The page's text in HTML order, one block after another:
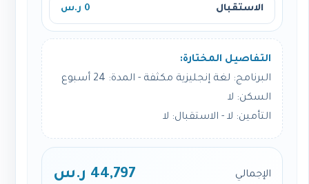
الاستقبال 0 ر.س
التفاصيل المختارة:
البرنامج: لغة إنجليزية مكثفة - المدة: 24 أسبوع
السكن: لا
التأمين: لا - الاستقبال: لا
الإجمالي 44,797 ر.س